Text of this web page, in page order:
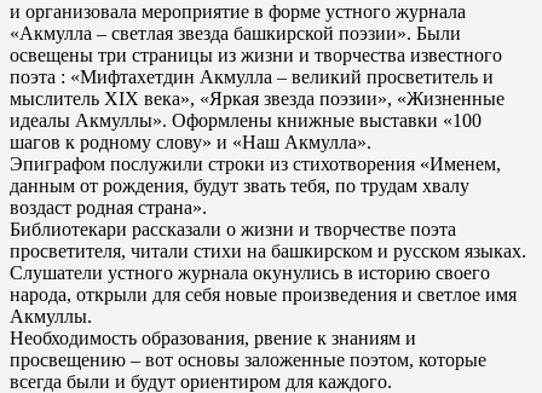
и организовала мероприятие в форме устного журнала
«Акмулла – светлая звезда башкирской поэзии». Были
освещены три страницы из жизни и творчества известного
поэта : «Мифтахетдин Акмулла – великий просветитель и
мыслитель ХIХ века», «Яркая звезда поэзии», «Жизненные
идеалы Акмуллы». Оформлены книжные выставки «100
шагов к родному слову» и «Наш Акмулла».
Эпиграфом послужили строки из стихотворения «Именем,
данным от рождения, будут звать тебя, по трудам хвалу
воздаст родная страна».
Библиотекари рассказали о жизни и творчестве поэта
просветителя, читали стихи на башкирском и русском языках.
Слушатели устного журнала окунулись в историю своего
народа, открыли для себя новые произведения и светлое имя
Акмуллы.
Необходимость образования, рвение к знаниям и
просвещению – вот основы заложенные поэтом, которые
всегда были и будут ориентиром для каждого.